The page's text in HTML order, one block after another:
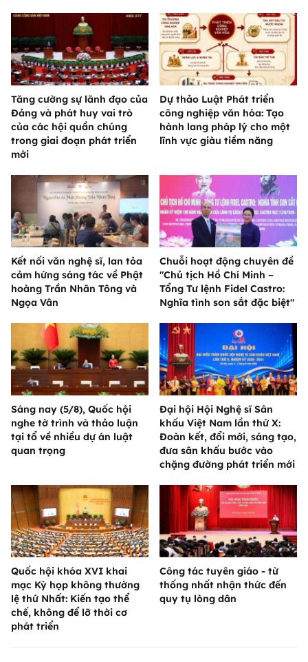
Tăng cường sự lãnh đạo của
Đảng và phát huy vai trò
của các hội quần chúng
trong giai đoạn phát triển
mới
Dự thảo Luật Phát triển
công nghiệp văn hóa: Tạo
hành lang pháp lý cho một
lĩnh vực giàu tiềm năng
Kết nối văn nghệ sĩ, lan tỏa
cảm hứng sáng tác về Phật
hoàng Trần Nhân Tông và
Ngọa Vân
Chuỗi hoạt động chuyên đề
"Chủ tịch Hồ Chí Minh –
Tổng Tư lệnh Fidel Castro:
Nghĩa tình son sắt đặc biệt"
Sáng nay (5/8), Quốc hội
nghe tờ trình và thảo luận
tại tổ về nhiều dự án luật
quan trọng
Đại hội Hội Nghệ sĩ Sân
khấu Việt Nam lần thứ X:
Đoàn kết, đổi mới, sáng tạo,
đưa sân khấu bước vào
chặng đường phát triển mới
Quốc hội khóa XVI khai
mạc Kỳ họp không thường
lệ thứ Nhất: Kiến tạo thể
chế, không để lỡ thời cơ
phát triển
Công tác tuyên giáo - từ
thống nhất nhận thức đến
quy tụ lòng dân